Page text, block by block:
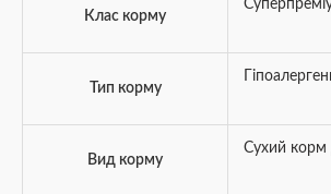
Клас корму
Тип корму
Вид корму
Сухий корм